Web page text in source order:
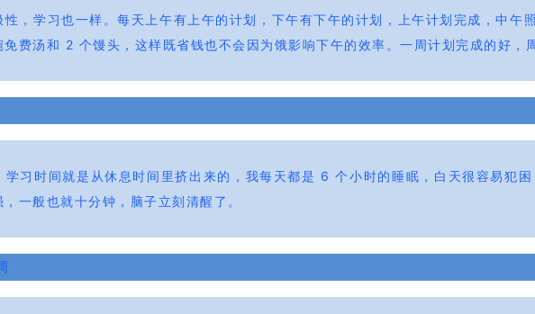
性，学习也一样。每天上午有上午的计划，下午有下午的计划，上午计划完成，中午
费汤和 2 个馒头，这样既省钱也不会因为饿影响下午的效率。一周计划完成的好，
学习时间就是从休息时间里挤出来的，我每天都是 6 个小时的睡眠，白天很容易犯
一般也就十分钟，脑子立刻清醒了。